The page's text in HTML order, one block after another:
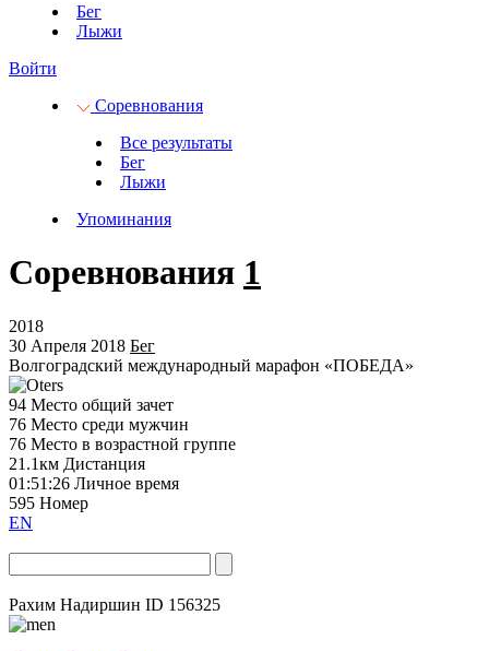
Бег
Лыжи
Войти
Соревнования
Все результаты
Бег
Лыжи
Упоминания
Соревнования 1
2018
30 Апреля 2018 Бег
Волгоградский международный марафон «ПОБЕДА»
94 Место общий зачет
76 Место среди мужчин
76 Место в возрастной группе
21.1км Дистанция
01:51:26 Личное время
595 Номер
EN
Рахим Надиршин ID 156325